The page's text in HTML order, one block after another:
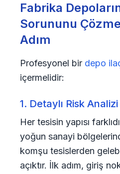
Fabrika
Sorununu
Adım
Profesyonel bir depo
içermelidir:
1. Detaylı Risk
Her tesisin yapısı
yoğun sanayi
komşu tesislerden
açıktır. İlk adım, giriş